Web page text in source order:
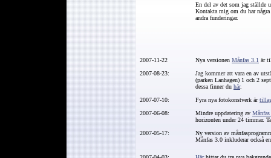
En del av det som jag ställde
Kontakta mig om du har
andra funderingar.
2007-11-22 Nya versionen Månfas 3.1 är
2007-08-23:
Jag kommer att vara en av
(parken Lanhagen) 1 och 2
dessa finner du här.
2007-07-10:
Fyra nya fotokonstverk är
2007-06-08:
Mindre uppdatering av
horizonten under 24 timmar.
2007-05-17:
Ny version av
Månfas 3.0 inkluderar också